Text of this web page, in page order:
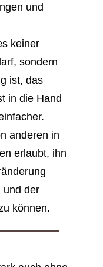
und
keiner
sondern
ist, das
in die Hand
anderen in
erlaubt, ihn
und der
können.